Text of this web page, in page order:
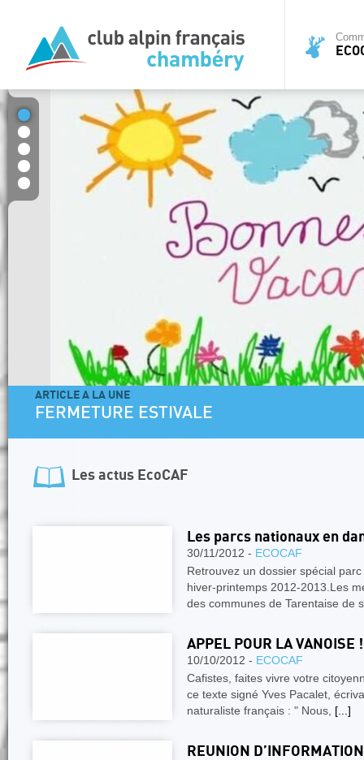
ARTICLE A LA UNE
FERMETURE ESTIVALE
Les actus EcoCAF
Les parcs nationaux en
30/11/2012 - ECOCAF
Retrouvez un dossier spécial
hiver-printemps 2012-2013.Les
des communes de Tarentaise de
APPEL POUR LA VANOISE !
10/10/2012 - ECOCAF
Cafistes, faites vivre votre
ce texte signé Yves Pacalet,
naturaliste français : " Nous, [...]
REUNION